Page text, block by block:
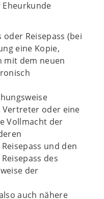
Reisepass (bei
eine Kopie,
mit dem neuen
oder eine
Vollmacht der
und den
des
der
auch nähere